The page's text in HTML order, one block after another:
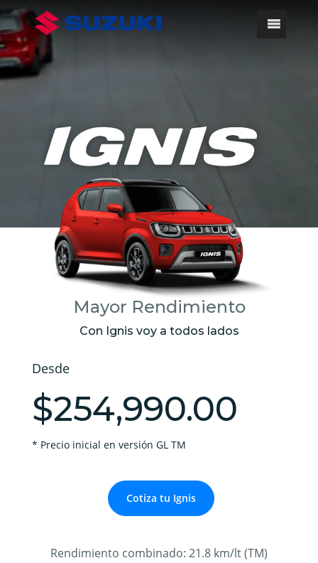
Reproductor
de
vídeo
Mayor Rendimiento
Con Ignis voy a todos lados
Desde
$254,990.00
* Precio inicial en versión GL TM
Cotiza tu Ignis
Rendimiento combinado: 21.8 km/lt (TM)